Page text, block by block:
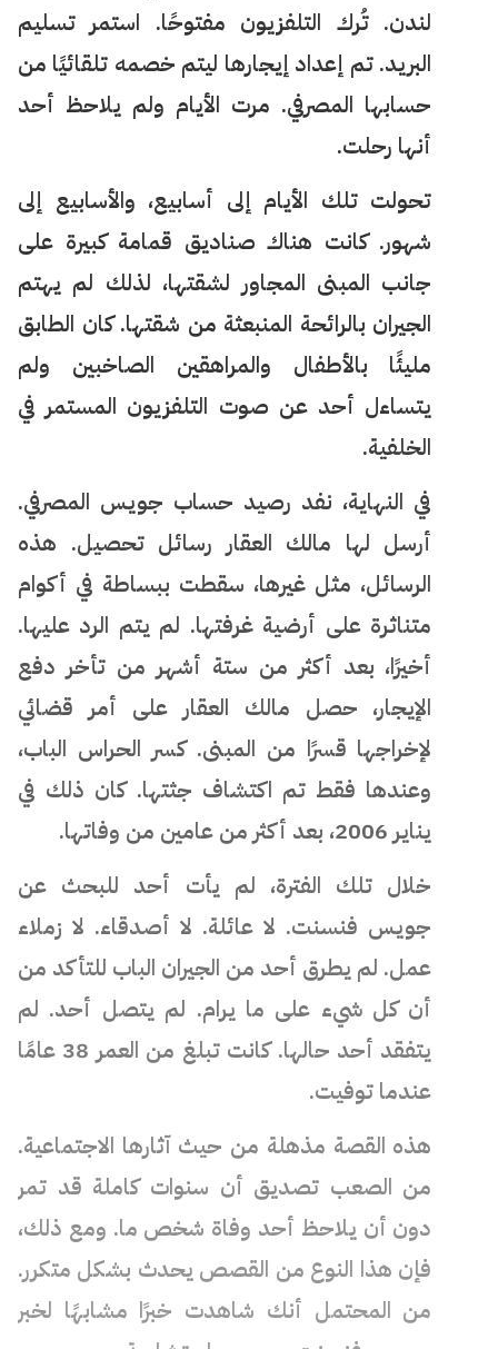
لندن. تُرك التلفزيون مفتوحًا. استمر تسليم
البريد. تم إعداد إيجارها ليتم خصمه تلقائيًا من
حسابها المصرفي. مرت الأيام ولم يلاحظ أحد
أنها رحلت.
تحولت تلك الأيام إلى أسابيع، والأسابيع إلى
شهور. كانت هناك صناديق قمامة كبيرة على
جانب المبنى المجاور لشقتها، لذلك لم يهتم
الجيران بالرائحة المنبعثة من شقتها. كان الطابق
مليئًا بالأطفال والمراهقين الصاخبين ولم
يتساءل أحد عن صوت التلفزيون المستمر في
الخلفية.
في النهاية، نفد رصيد حساب جويس المصرفي.
أرسل لها مالك العقار رسائل تحصيل. هذه
الرسائل، مثل غيرها، سقطت ببساطة في أكوام
متناثرة على أرضية غرفتها. لم يتم الرد عليها.
أخيرًا، بعد أكثر من ستة أشهر من تأخر دفع
الإيجار، حصل مالك العقار على أمر قضائي
لإخراجها قسرًا من المبنى. كسر الحراس الباب،
وعندها فقط تم اكتشاف جثتها. كان ذلك في
يناير 2006، بعد أكثر من عامين من وفاتها.
خلال تلك الفترة، لم يأت أحد للبحث عن
جويس فنسنت. لا عائلة. لا أصدقاء. لا زملاء
عمل. لم يطرق أحد من الجيران الباب للتأكد من
أن كل شيء على ما يرام. لم يتصل أحد. لم
يتفقد أحد حالها. كانت تبلغ من العمر 38 عامًا
عندما توفيت.
هذه القصة مذهلة من حيث آثارها الاجتماعية.
من الصعب تصديق أن سنوات كاملة قد تمر
دون أن يلاحظ أحد وفاة شخص ما. ومع ذلك،
فإن هذا النوع من القصص يحدث بشكل متكرر.
من المحتمل أنك شاهدت خبرًا مشابهًا لخبر